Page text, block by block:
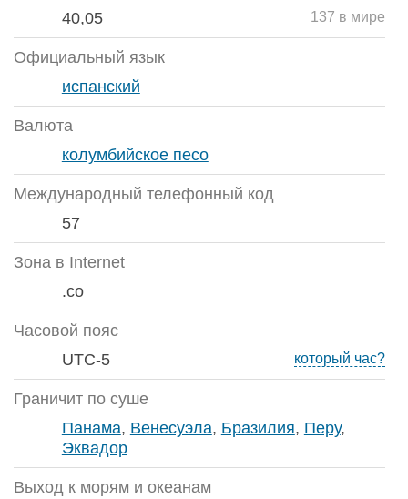
137 в мире
40,05
Официальный язык
испанский
Валюта
колумбийское песо
Международный телефонный код
57
Зона в Internet
.co
Часовой пояс
который час?
UTC-5
Граничит по суше
Панама, Венесуэла, Бразилия, Перу,
Эквадор
Выход к морям и океанам